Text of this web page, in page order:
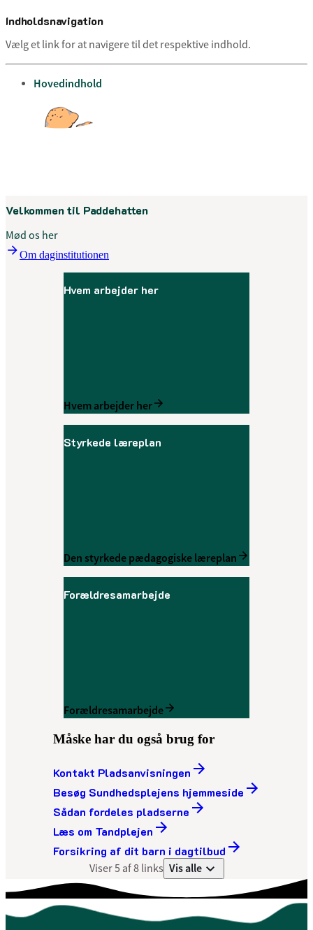
Indholdsnavigation
Vælg et link for at navigere til det respektive indhold.
gå til
Hovedindhold
Velkommen til Paddehatten
Mød os her
Om daginstitutionen
Hvem arbejder her
Hvem arbejder her
Styrkede læreplan
Den styrkede pædagogiske læreplan
Forældresamarbejde
Forældresamarbejde
Måske har du også brug for
Kontakt Pladsanvisningen
Besøg Sundhedsplejens hjemmeside
Sådan fordeles pladserne
Læs om Tandplejen
Forsikring af dit barn i dagtilbud
Viser 5 af 8 links Vis alle